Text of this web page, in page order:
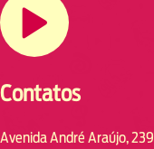
Contatos
Avenida André Araújo,